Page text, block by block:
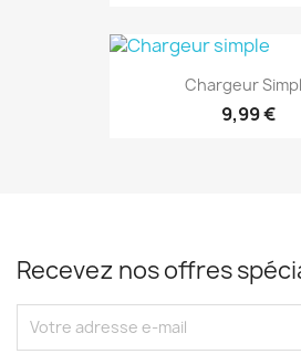
Chargeur
9,99 €
Recevez nos offres